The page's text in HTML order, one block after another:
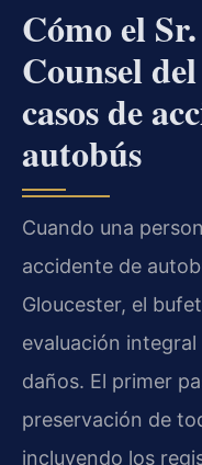
Cómo el
Counsel
casos de
autobús
Cuando una
accidente de
Gloucester, el
evaluación
daños. El primer
preservación de
incluyendo los